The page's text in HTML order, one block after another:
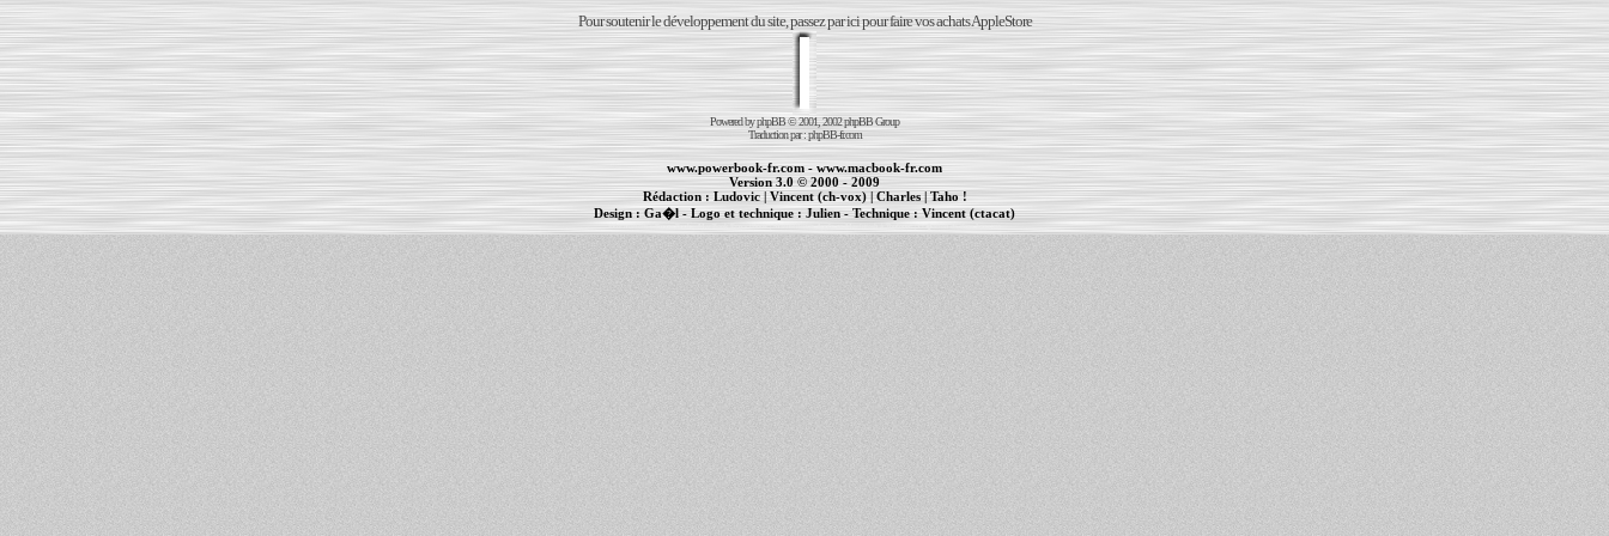
Pour soutenir le développement du site, passez par ici pour faire vos achats AppleStore
Powered byphpBB© 2001, 2002 phpBB Group
Traduction par :phpBB-fr.com
www.powerbook-fr.com - www.macbook-fr.com
Version 3.0 © 2000 - 2009
Rédaction : Ludovic|Vincent (ch-vox)| Charles|Taho !
Design :Ga�l - Logo et technique : Julien - Technique :Vincent (ctacat)
| | cr�ation de sites Internet